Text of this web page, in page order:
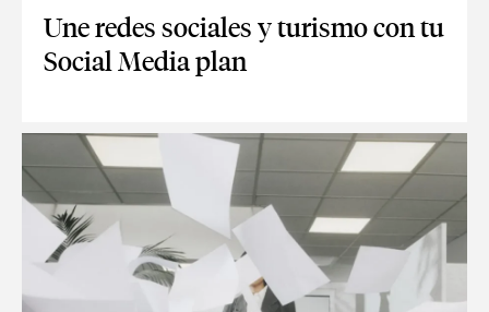
Une redes sociales y turismo con tu
Social Media plan